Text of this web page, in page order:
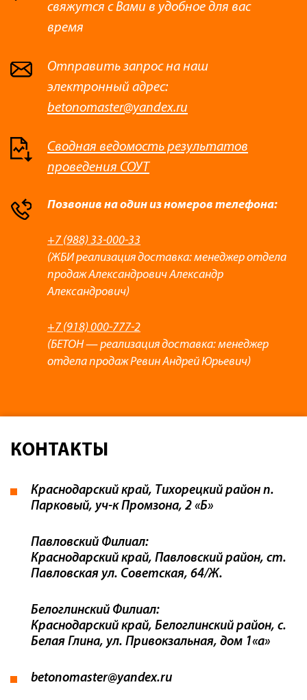
свяжутся с Вами в удобное для вас
время
Отправить запрос на наш
электронный адрес:
betonomaster@yandex.ru
Сводная ведомость результатов
проведения СОУТ
Позвонив на один из номеров телефона:
+7 (988) 33-000-33
(ЖБИ реализация доставка: менеджер отдела
продаж Александрович Александр
Александрович)
+7 (918) 000-777-2
(БЕТОН — реализация доставка: менеджер
отдела продаж Ревин Андрей Юрьевич)
КОНТАКТЫ
Краснодарский край, Тихорецкий район п.
Парковый, уч-к Промзона, 2 «Б»
Павловский Филиал:
Краснодарский край, Павловский район, ст.
Павловская ул. Советская, 64/Ж.
Белоглинский Филиал:
Краснодарский край, Белоглинский район, с.
Белая Глина, ул. Привокзальная, дом 1«а»
betonomaster@yandex.ru